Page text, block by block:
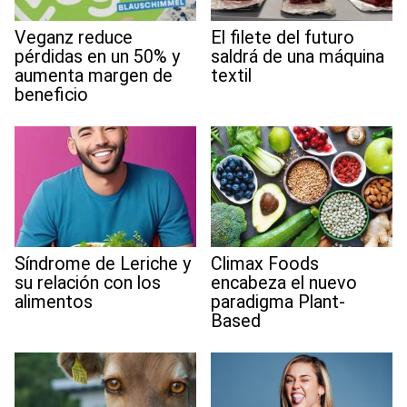
Veganz reduce
pérdidas en un 50% y
aumenta margen de
beneficio
El filete del futuro
saldrá de una máquina
textil
Síndrome de Leriche y
su relación con los
alimentos
Climax Foods
encabeza el nuevo
paradigma Plant-
Based